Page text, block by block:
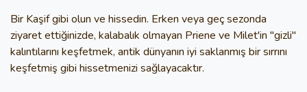
Bir Kaşif gibi olun ve hissedin. Erken veya geç sezonda
ziyaret ettiğinizde, kalabalık olmayan Priene ve Milet'in "gizli"
kalıntılarını keşfetmek, antik dünyanın iyi saklanmış bir sırrını
keşfetmiş gibi hissetmenizi sağlayacaktır.